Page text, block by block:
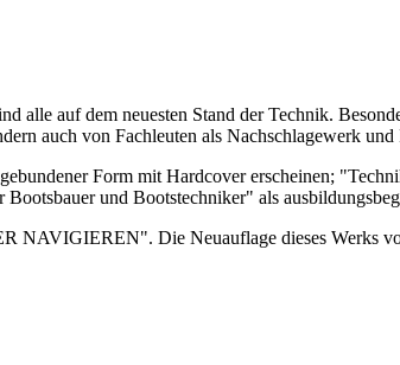
alle auf dem neuesten Stand der Technik.
auch von Fachleuten als Nachschlagewerk
Form mit Hardcover erscheinen;
und Bootstechniker" als
NAVIGIEREN". Die Neuauflage dieses Werks